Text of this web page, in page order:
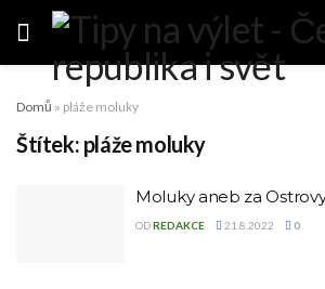
Domů » pláže moluky
Štítek: pláže moluky
Moluky aneb za
ODREDAKCE 21.8.2022 0